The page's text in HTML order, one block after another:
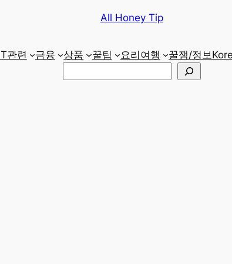
All Honey Tip
관련 금융 상품 꿀팁 요리여행 꿀잼/정보